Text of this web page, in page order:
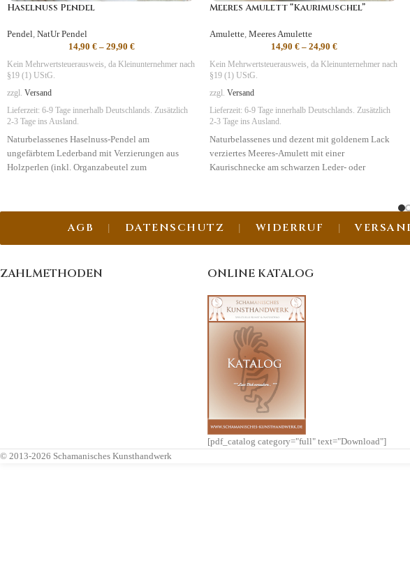
Haselnuss Pendel
Pendel NatUr Pendel
14,90 €– 29,90 €
Kein Mehrwertsteuerausweis, da Kleinunternehmer nach
§19 (1) UStG.
zzgl. Versand
Lieferzeit: 6-9 Tage innerhalb Deutschlands. Zusätzlich
2-3 Tage ins Ausland.
Naturbelassenes Haselnuss-Pendel am
ungefärbtem Lederband mit Verzierungen aus
Holzperlen (inkl. Organzabeutel zum
Meeres Amulett “Kaurimuschel”
Amulette Meeres Amulette
14,90 €– 24,90 €
Kein Mehrwertsteuerausweis, da Kleinunternehmer nach
§19 (1) UStG.
zzgl. Versand
Lieferzeit: 6-9 Tage innerhalb Deutschlands. Zusätzlich
2-3 Tage ins Ausland.
Naturbelassenes und dezent mit goldenem Lack
verziertes Meeres-Amulett mit einer
Kaurischnecke am schwarzen Leder- oder
AGB DATENSCHUTZ WIDERRUF
ZAHLMETHODEN ONLINE KATALOG
[pdf_catalog category="full" text="Download"]
© 2013-2026 Schamanisches Kunsthandwerk